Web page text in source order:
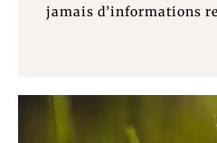
jamais d’informations